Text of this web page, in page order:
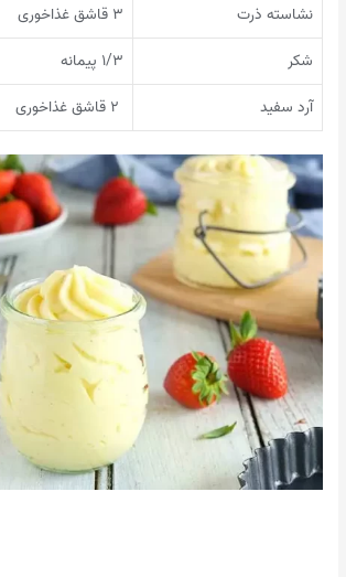
نشاسته ذرت
۳ قاشق غذاخوری
شکر
۱/۳ پیمانه
آرد سفید